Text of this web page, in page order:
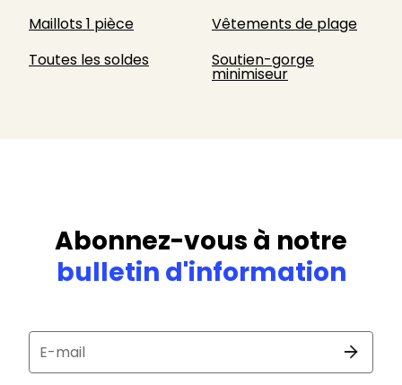
Maillots 1 pièce
Vêtements de plage
Toutes les soldes
Soutien-gorge
minimiseur
Abonnez-vous à notre
bulletin d'information
E-mail